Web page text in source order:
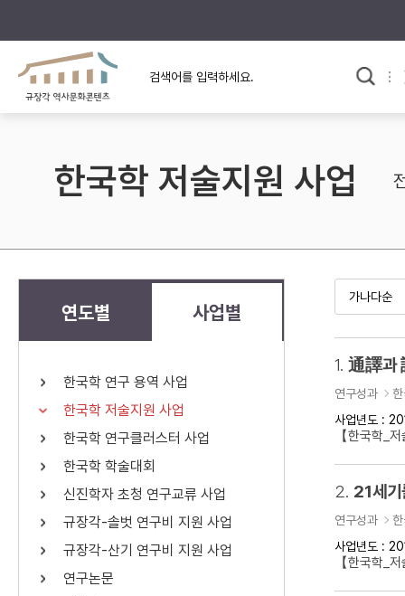
규장각의 어제와 오늘
규장각 소개영상
사료와 문학으로 본
고대
고려
조선 후기
근대
검색 연산자 사용안내
연산자
AND
OR 정조 OR 정약용 “정조” 또는 “
료를 검색
한국학 저술지원 사업
연도별 사업별
한국학 연구 용역 사업
한국학 저술지원 사업
한국학 연구클러스터 사업
한국학 학술대회
신진학자 초청 연구교류 사업
규장각-솔벗 연구비 지원 사업
규장각-산기 연구비 지원 사업
연구논문
1. 通譯과
연구성과
사업년도 :
【한국학
2. 21세기
연구성과
사업년도 :
【한국학